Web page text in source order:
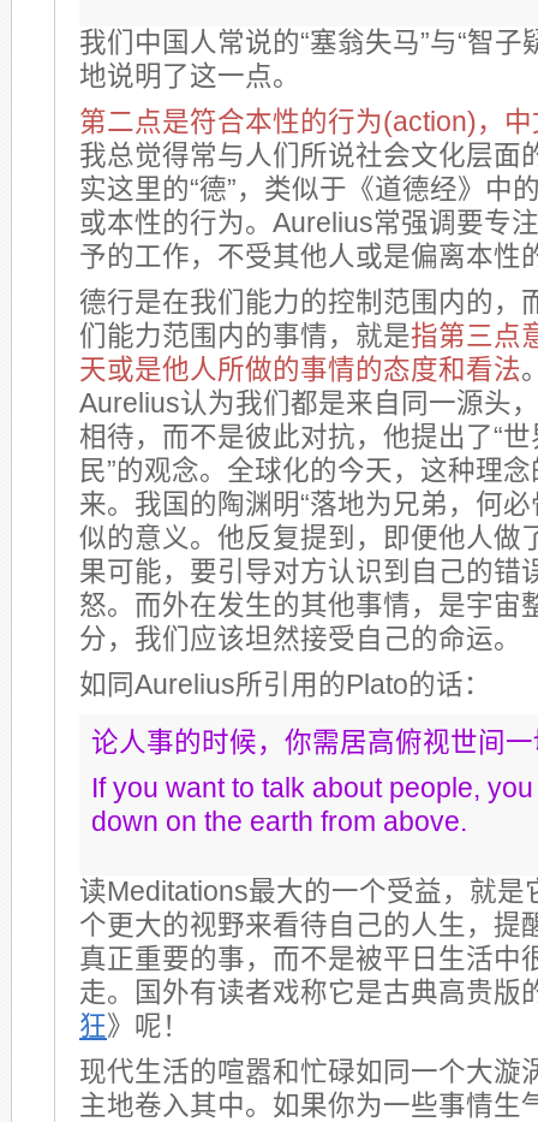
我们中国人常说的“塞翁失马”与“智子
地说明了这一点。
第二点是符合本性的行为(action)，
我总觉得常与人们所说社会文化层面
实这里的“德”，类似于《道德经》中
或本性的行为。Aurelius常强调要专
予的工作，不受其他人或是偏离本性
德行是在我们能力的控制范围内的，
们能力范围内的事情，就是指第三点
天或是他人所做的事情的态度和看法
Aurelius认为我们都是来自同一源头
相待，而不是彼此对抗，他提出了“世
民”的观念。全球化的今天，这种理
来。我国的陶渊明“落地为兄弟，何
似的意义。他反复提到，即便他人做
果可能，要引导对方认识到自己的错
怒。而外在发生的其他事情，是宇宙
分，我们应该坦然接受自己的命运。
如同Aurelius所引用的Plato的话：
论人事的时候，你需居高俯视世间
If you want to talk about people,
down on the earth from above.
读Meditations最大的一个受益，就是
个更大的视野来看待自己的人生，提
真正重要的事，而不是被平日生活中
走。国外有读者戏称它是古典高贵版
狂》呢！
现代生活的喧嚣和忙碌如同一个大漩
主地卷入其中。如果你为一些事情生